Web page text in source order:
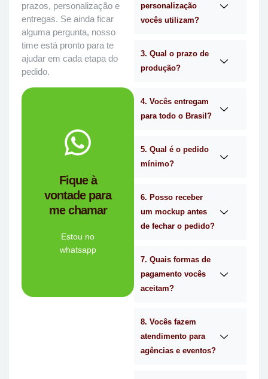
prazos, personalização e
entregas. Se ainda ficar
alguma pergunta, nosso
time está pronto para te
ajudar em cada etapa do
pedido.
Fique à
vontade para
me chamar
Estou no
whatsapp
Tem dúvidas se a
Personalizado é a
empresa de
brindes certa para
Me chama
no
personalização
vocês utilizam?
3. Qual o prazo de
produção?
4. Vocês entregam
para todo o Brasil?
5. Qual é o pedido
mínimo?
6. Posso receber
um mockup antes
de fechar o pedido?
7. Quais formas de
pagamento vocês
aceitam?
8. Vocês fazem
atendimento para
agências e eventos?